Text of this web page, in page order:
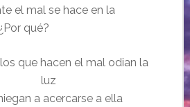
el mal se hace en la
qué?
que hacen el mal odian la
luz
a acercarse a ella